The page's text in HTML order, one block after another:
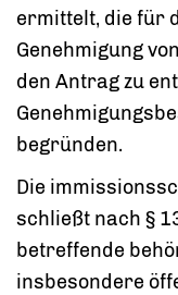
ermittelt, die für
Genehmigung
den Antrag zu
begründen.
Die
schließt nach §
betreffende
insbesondere